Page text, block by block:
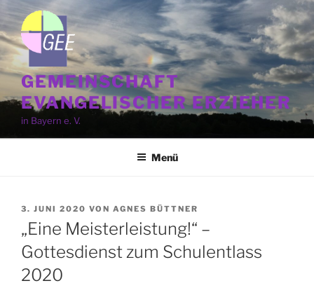
Inhalt
springen
GEMEINSCHAFT
EVANGELISCHER ERZIEHER
in Bayern e. V.
Menü
VERÖFFENTLICHT
AM
3. JUNI 2020 VON AGNES BÜTTNER
„Eine Meisterleistung!“ –
Gottesdienst zum Schulentlass
2020